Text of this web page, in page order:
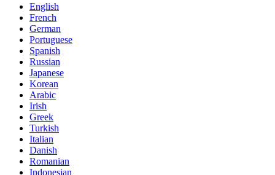
English
French
German
Portuguese
Spanish
Russian
Japanese
Korean
Arabic
Irish
Greek
Turkish
Italian
Danish
Romanian
Indonesian